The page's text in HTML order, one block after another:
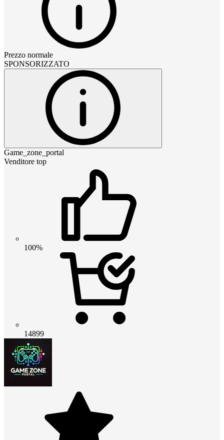
Prezzo normale
SPONSORIZZATO
Game_zone_portal
Venditore top
100%
14899